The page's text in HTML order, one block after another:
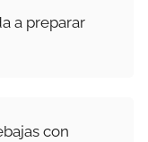
a preparar
con